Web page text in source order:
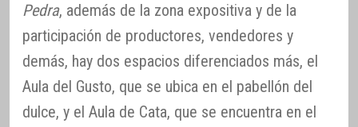
Pedra, además de la zona expositiva y de la
participación de productores, vendedores y
demás, hay dos espacios diferenciados más, el
Aula del Gusto, que se ubica en el pabellón del
dulce, y el Aula de Cata, que se encuentra en el